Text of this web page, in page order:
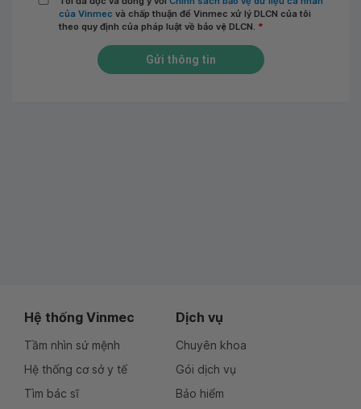
của Vinmec và chấp thuận để Vinmec xử lý DLCN của tôi
theo quy định của pháp luật về bảo vệ DLCN. *
Gửi thông tin
Hệ thống Vinmec
Tầm nhìn sứ mệnh
Hệ thống cơ sở y tế
Tìm bác sĩ
Dịch vụ
Chuyên khoa
Gói dịch vụ
Bảo hiểm